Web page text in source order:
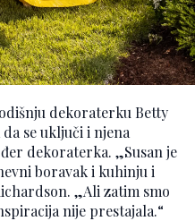
dekoraterku Betty
se uključi i njena
dekoraterka. „Susan je
boravak i kuhinju i
„Ali zatim smo
nije prestajala.“